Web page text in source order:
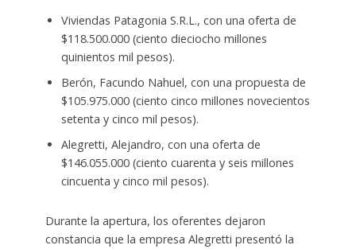
Viviendas Patagonia S.R.L., con una oferta de
$118.500.000 (ciento dieciocho millones
quinientos mil pesos).
Berón, Facundo Nahuel, con una propuesta de
$105.975.000 (ciento cinco millones novecientos
setenta y cinco mil pesos).
Alegretti, Alejandro, con una oferta de
$146.055.000 (ciento cuarenta y seis millones
cincuenta y cinco mil pesos).
Durante la apertura, los oferentes dejaron
constancia que la empresa Alegretti presentó la